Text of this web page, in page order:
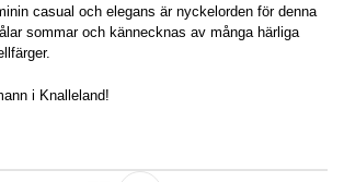
casual och elegans är nyckelorden för denna
sommar och kännecknas av många härliga
i Knalleland!